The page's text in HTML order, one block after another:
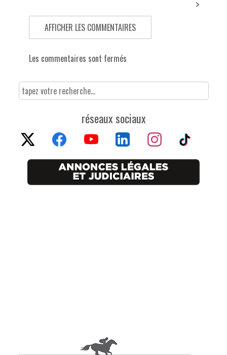
AFFICHER LES COMMENTAIRES
Les commentaires sont fermés
réseaux sociaux